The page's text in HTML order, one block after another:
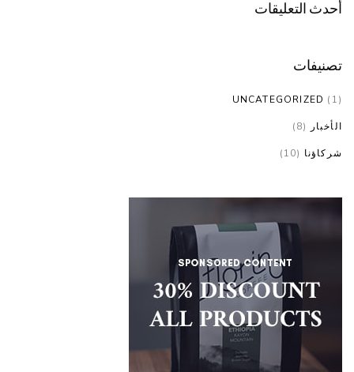
أحدث التعليقات
تصنيفات
UNCATEGORIZED (1)
الأخبار (8)
شركاؤنا (10)